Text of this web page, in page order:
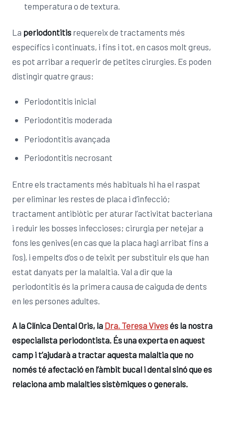
temperatura o de textura.
La periodontitis requereix de tractaments més
específics i continuats, i fins i tot, en casos molt greus,
es pot arribar a requerir de petites cirurgies. Es poden
distingir quatre graus:
Periodontitis inicial
Periodontitis moderada
Periodontitis avançada
Periodontitis necrosant
Entre els tractaments més habituals hi ha el raspat
per eliminar les restes de placa i d’infecció;
tractament antibiòtic per aturar l’activitat bacteriana
i reduir les bosses infeccioses; cirurgia per netejar a
fons les genives (en cas que la placa hagi arribat fins a
l’os), i empelts d’os o de teixit per substituir els que han
estat danyats per la malaltia. Val a dir que la
periodontitis és la primera causa de caiguda de dents
en les persones adultes.
A la Clínica Dental Oris, la Dra. Teresa Vivesés la nostra
especialista periodontista. És una experta en aquest
camp i t’ajudarà a tractar aquesta malaltia que no
només té afectació en l’àmbit bucal i dental sinó que es
relaciona amb malalties sistèmiques o generals.